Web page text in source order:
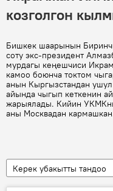
козголгон
Бишкек шаарынын
соту экс-президент
мурдагы кеңешчиси
камоо боюнча токтом
анын Кыргызстандан
айында чыгып кеткенин
жарыялады. Кийин
аны Москвадан
Керек убакытты тандоо